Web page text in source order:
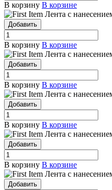
В корзину В корзине
Лента с
Добавить
В корзину В корзине
Лента с
Добавить
В корзину В корзине
Лента с
Добавить
В корзину В корзине
Лента с
Добавить
В корзину В корзине
Лента с
Добавить